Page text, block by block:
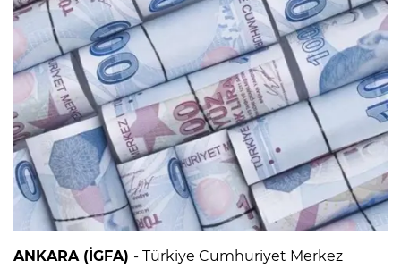
ANKARA (İGFA) - Türkiye Cumhuriyet Merkez